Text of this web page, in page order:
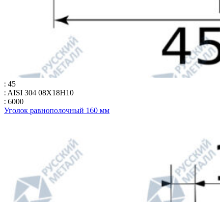
: 45
: AISI 304 08Х18Н10
: 6000
Уголок равнополочный 160 мм